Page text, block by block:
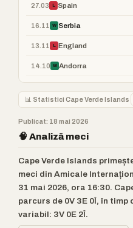
27.03 L Spain
16.11 W Serbia
13.11 L England
14.10 W Andorra
📊 Statistici Cape Verde Islands
Publicat: 18 mai 2026
🧠 Analiză meci
Cape Verde Islands
meci din Amicale
31 mai 2026, ora 16:30.
parcurs de 0V 3E 0Î, în timp
variabil: 3V 0E 2Î.